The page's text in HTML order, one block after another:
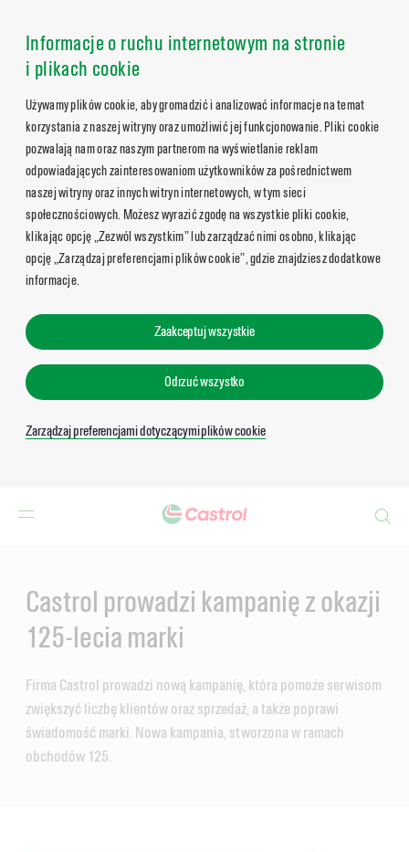
Informacje o ruchu internetowym na stronie
i plikach cookie
Używamy plików cookie, aby gromadzić i analizować informacje na temat
korzystania z naszej witryny oraz umożliwić jej funkcjonowanie. Pliki cookie
pozwalają nam oraz naszym partnerom na wyświetlanie reklam
odpowiadających zainteresowaniom użytkowników za pośrednictwem
naszej witryny oraz innych witryn internetowych, w tym sieci
społecznościowych. Możesz wyrazić zgodę na wszystkie pliki cookie,
klikając opcję „Zezwól wszystkim” lub zarządzać nimi osobno, klikając
opcję „Zarządzaj preferencjami plików cookie”, gdzie znajdziesz dodatkowe
informacje.
Zaakceptuj wszystkie
Odrzuć wszystko
Zarządzaj preferencjami dotyczącymi plików cookie
Castrol prowadzi kampanię z okazji
125-lecia marki
Firma Castrol prowadzi nową kampanię, która pomoże serwisom
zwiększyć liczbę klientów oraz sprzedaż, a także poprawi
świadomość marki. Nowa kampania, stworzona w ramach
obchodów 125.